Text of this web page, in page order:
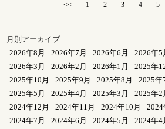
<< 1 2 3 4 5
月別アーカイブ
2026年8月
2026年7月 2026年6月 2026年5
2026年3月
2026年2月 2026年1月 2025年
2025年10月
2025年9月 2025年8月 2025年
2025年5月
2025年4月 2025年3月 2025年2
2024年12月
2024年11月 2024年10月 2024
2024年7月
2024年6月 2024年5月 2024年4